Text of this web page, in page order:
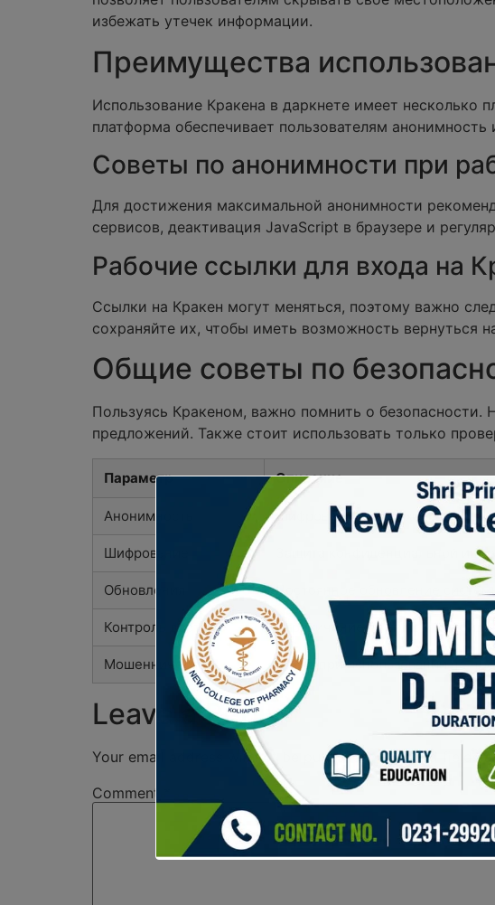
избежать утечек информации.
Преимущества
Использование Кракена в даркнете имеет несколько
платформа обеспечивает пользователям
Советы по анонимности при
Для достижения максимальной анонимности
сервисов, деактивация JavaScript в браузере и
Рабочие ссылки для входа на
Ссылки на Кракен могут меняться, поэтому важно
сохраняйте их, чтобы иметь возможность вернуться
Общие советы по
Пользуясь Кракеном, важно помнить о
предложений. Также стоит использовать только
Параметр Описание
Анонимность Шифрование данных и IP-
Шифрование Защита конфиденциальной
Обновления Постоянное обновление
Контроль доступа Ограничение доступа к
Мошенничество Риски при использовании не
Leave a Reply
Your email address will not be published. Required fields
Comment